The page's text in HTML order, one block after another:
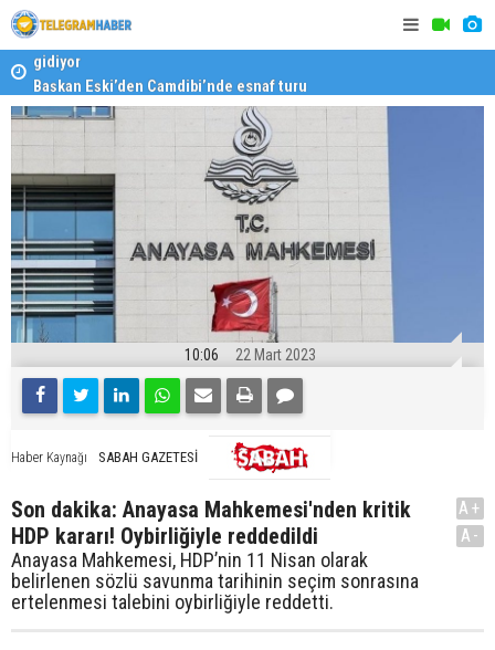
Başkan Eşki’den Çamdibi’nde esnaf turu
10:06 22 Mart 2023
Haber Kaynağı SABAH GAZETESİ
Son dakika: Anayasa Mahkemesi'nden kritik
HDP kararı! Oybirliğiyle reddedildi
Anayasa Mahkemesi, HDP’nin 11 Nisan olarak
belirlenen sözlü savunma tarihinin seçim sonrasına
ertelenmesi talebini oybirliğiyle reddetti.
A+
A-